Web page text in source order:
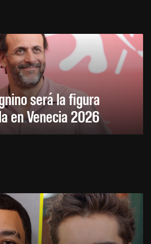
será la figura
en Venecia 2026